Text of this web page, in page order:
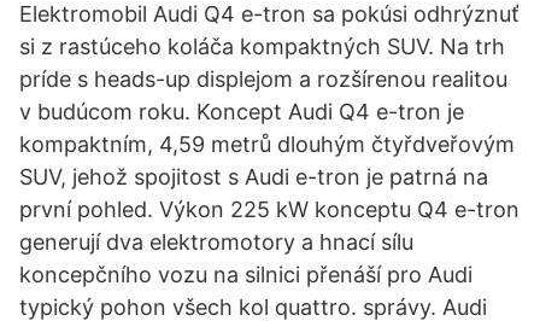
Elektromobil Audi Q4 e-tron sa pokúsi odhrýznuť
si z rastúceho koláča kompaktných SUV. Na trh
príde s heads-up displejom a rozšírenou realitou
v budúcom roku. Koncept Audi Q4 e-tron je
kompaktním, 4,59 metrů dlouhým čtyřdveřovým
SUV, jehož spojitost s Audi e-tron je patrná na
první pohled. Výkon 225 kW konceptu Q4 e-tron
generují dva elektromotory a hnací sílu
koncepčního vozu na silnici přenáší pro Audi
typický pohon všech kol quattro. správy. Audi